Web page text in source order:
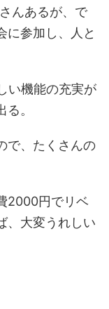
んあるが、で
に参加し、人と
い機能の充実が
。
で、たくさんの
2000円でリベ
、大変うれしい